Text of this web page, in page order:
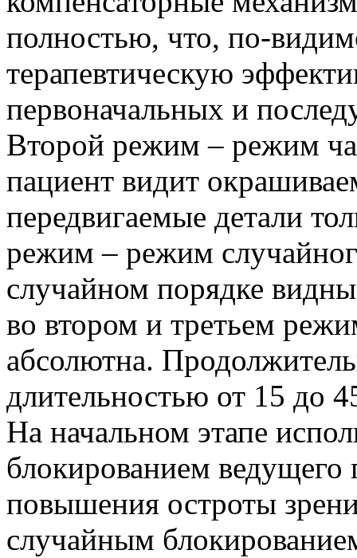
полностью, что, по-
терапевтическую
первоначальных и
Второй режим – режим
пациент видит
передвигаемые детали
режим – режим
случайном порядке
во втором и третьем
абсолютна.
длительностью от 15 до
На начальном этапе
блокированием ведущего
повышения остроты
случайным